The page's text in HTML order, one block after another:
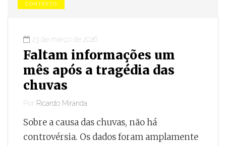
CONTEXTO
23 de março de 2026
Faltam informações um
mês após a tragédia das
chuvas
Por Ricardo Miranda
Sobre a causa das chuvas, não há
controvérsia. Os dados foram amplamente